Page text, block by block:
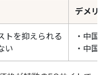
デメリ
トを抑えられる
い
・中国
・中国